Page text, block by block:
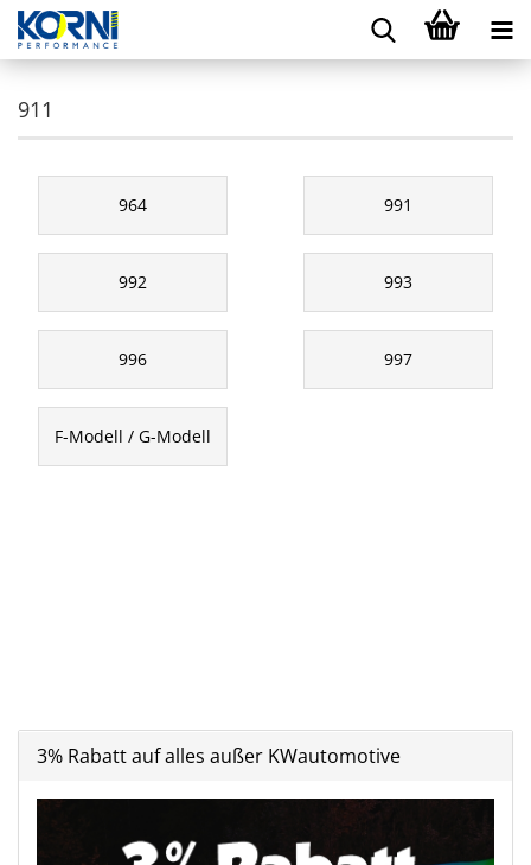
911
964 991
992 993
996 997
F-Modell / G-Modell
3% Rabatt auf alles außer KWautomotive